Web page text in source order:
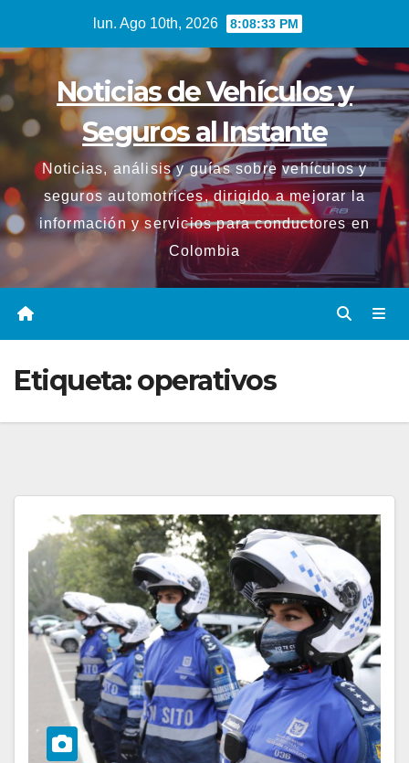
contenido
lun. Ago 10th, 2026 8:08:33 PM
Noticias de Vehículos y
Seguros al Instante
Noticias, análisis y guías sobre vehículos y
seguros automotrices, dirigido a mejorar la
información y servicios para conductores en
Colombia
Etiqueta:operativos